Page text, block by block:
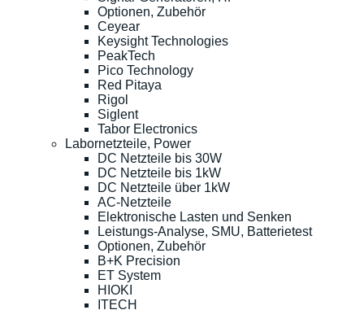
Optionen, Zubehör
Ceyear
Keysight Technologies
PeakTech
Pico Technology
Red Pitaya
Rigol
Siglent
Tabor Electronics
Labornetzteile, Power
DC Netzteile bis 30W
DC Netzteile bis 1kW
DC Netzteile über 1kW
AC-Netzteile
Elektronische Lasten und Senken
Leistungs-Analyse, SMU, Batterietest
Optionen, Zubehör
B+K Precision
ET System
HIOKI
ITECH